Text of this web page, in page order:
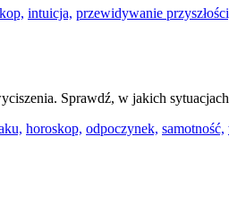
intuicja, przewidywanie
Sprawdź, w jakich
horoskop, odpoczynek, samotność,